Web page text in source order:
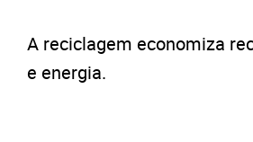
A reciclagem economiza
e energia.